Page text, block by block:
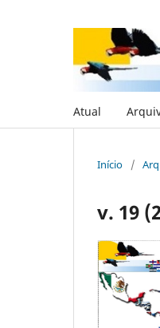
Atual
Início /
v. 19